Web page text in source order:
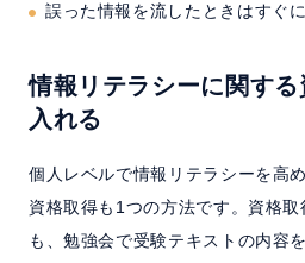
誤った情報を流したときはすぐ
情報リテラシーに関す
入れる
個人レベルで情報リテラシーを高
資格取得も1つの方法です。資格
も、勉強会で受験テキストの内容